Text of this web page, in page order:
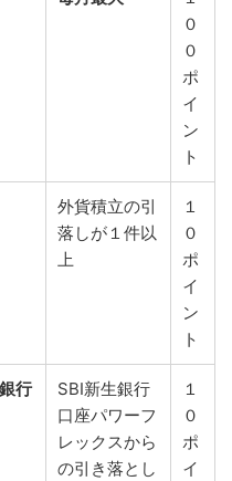
０
０
ポ
イ
ン
ト
外貨積立の引
落しが１件以
上
１
０
ポ
イ
ン
ト
行
SBI新生銀行
口座パワーフ
レックスから
の引き落とし
１
０
ポ
イ